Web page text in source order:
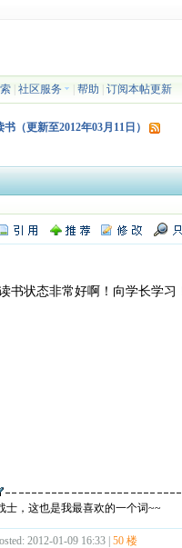
|社区服务 |帮助 |订阅本帖更新
（更新至2012年03月11日）
书状态非常好啊！向学长学习
士，这也是我最喜欢的一个词~~
2012-01-09 16:33 |50 楼